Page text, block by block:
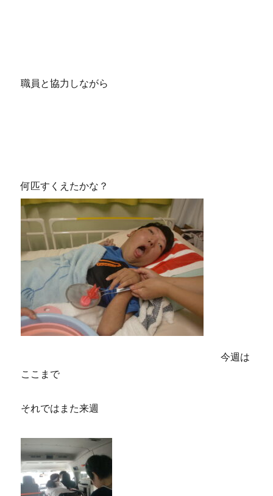
職員と協力しながら
何匹すくえたかな？
今週は
ここまで
それではまた来週